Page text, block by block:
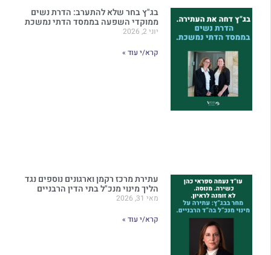
בג"ץ בחר שלא להתערב: הדרת נשים
ממוקדי השפעה בממסד הדתי נמשכת
יוני 2, 2026
קרא/י עוד »
עתירת מרכז רקמן וארגונים נוספים נגד
הליך מינוי מנכ"ל בתי הדין הרבניים
מאי 31, 2026
קרא/י עוד »